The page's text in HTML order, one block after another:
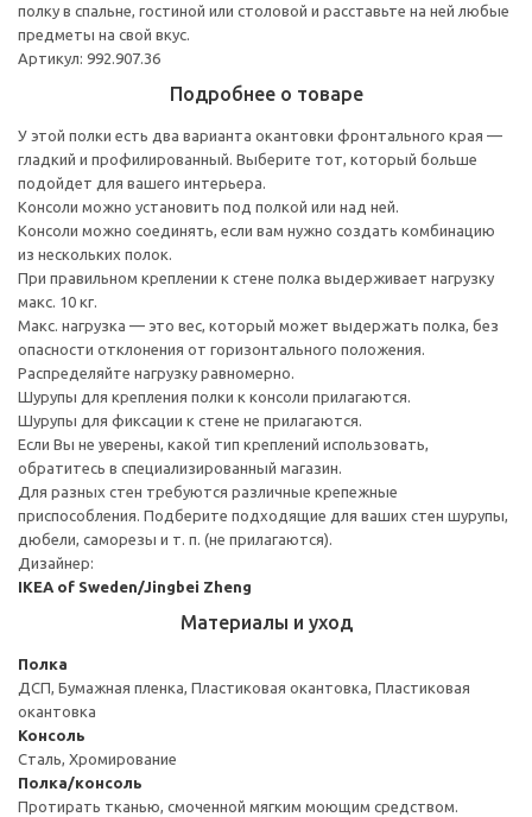
полку в спальне, гостиной или столовой и расставьте на ней любые
предметы на свой вкус.
Артикул: 992.907.36
Подробнее о товаре
У этой полки есть два варианта окантовки фронтального края —
гладкий и профилированный. Выберите тот, который больше
подойдет для вашего интерьера.
Консоли можно установить под полкой или над ней.
Консоли можно соединять, если вам нужно создать комбинацию
из нескольких полок.
При правильном креплении к стене полка выдерживает нагрузку
макс. 10 кг.
Макс. нагрузка — это вес, который может выдержать полка, без
опасности отклонения от горизонтального положения.
Распределяйте нагрузку равномерно.
Шурупы для крепления полки к консоли прилагаются.
Шурупы для фиксации к стене не прилагаются.
Если Вы не уверены, какой тип креплений использовать,
обратитесь в специализированный магазин.
Для разных стен требуются различные крепежные
приспособления. Подберите подходящие для ваших стен шурупы,
дюбели, саморезы и т. п. (не прилагаются).
Дизайнер:
IKEA of Sweden/Jingbei Zheng
Материалы и уход
Полка
ДСП, Бумажная пленка, Пластиковая окантовка, Пластиковая
окантовка
Консоль
Сталь, Хромирование
Полка/консоль
Протирать тканью, смоченной мягким моющим средством.